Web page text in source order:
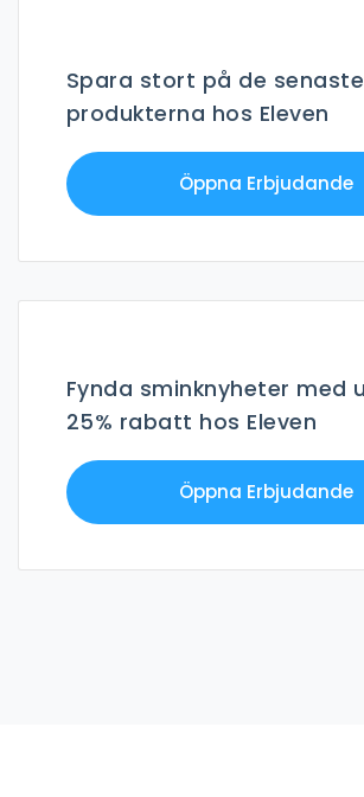
Spara stort på de senaste
produkterna hos Eleven
Öppna Erbjudande
Fynda sminknyheter med
25% rabatt hos Eleven
Öppna Erbjudande